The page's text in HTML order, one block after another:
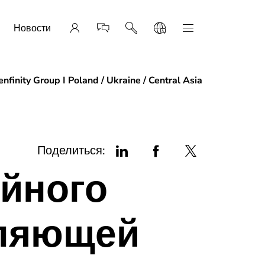
Новости
Group I Poland / Ukraine / Central Asia
Поделиться: